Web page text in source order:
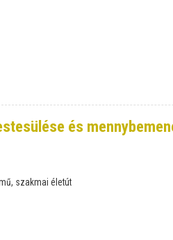
és
szakmai életút